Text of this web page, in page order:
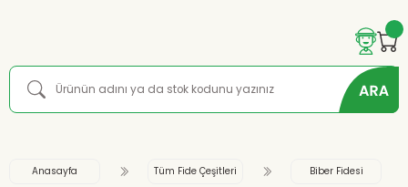
Anasayfa Tüm Fide Çeşitleri Biber Fidesi